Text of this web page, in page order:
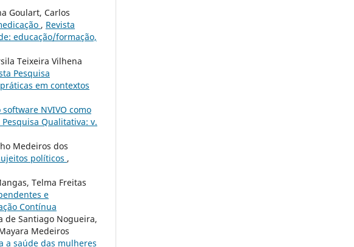
Goulart, Carlos
, Revista
educação/formação,
Teixeira Vilhena
Pesquisa
em contextos
software NVIVO como
Pesquisa Qualitativa: v.
Medeiros dos
políticos ,
Telma Freitas
e
Contínua
de Santiago Nogueira,
Medeiros
a saúde das mulheres